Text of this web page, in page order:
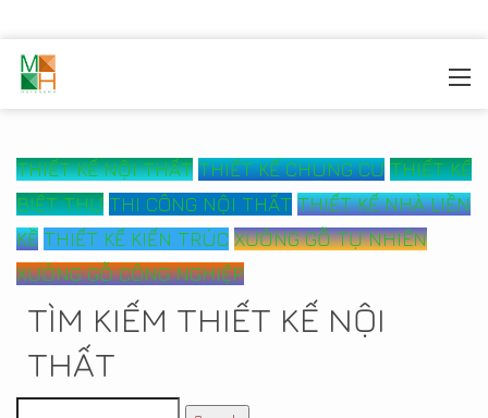
THIẾT KẾ NỘI THẤT THIẾT KẾ CHUNG CƯ THIẾT KẾ
BIỆT THỰ THI CÔNG NỘI THẤT THIẾT KẾ NHÀ LIỀN
KỀ THIẾT KẾ KIẾN TRÚC XƯỞNG GỖ TỰ NHIÊN
XƯỞNG GỖ CÔNG NGHIỆP
TÌM KIẾM THIẾT KẾ NỘI
THẤT